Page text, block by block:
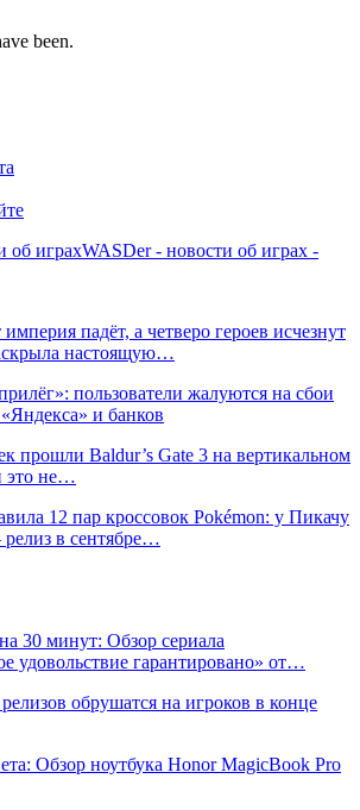
been.
WASDer - новости об играх -
империя падёт, а четверо героев исчезнут
настоящую…
пользователи жалуются на сбои
и банков
прошли Baldur’s Gate 3 на вертикальном
это не…
12 пар кроссовок Pokémon: у Пикачу
в сентябре…
30 минут: Обзор сериала
удовольствие гарантировано» от…
обрушатся на игроков в конце
Обзор ноутбука Honor MagicBook Pro